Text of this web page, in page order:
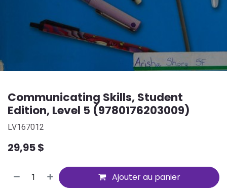
Communicating Skills, Student
Edition, Level 5 (9780176203009)
LV167012
29,95$
Ajouter au panier